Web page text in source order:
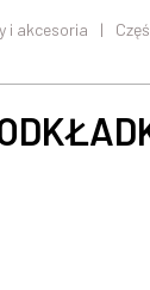
i akcesoria